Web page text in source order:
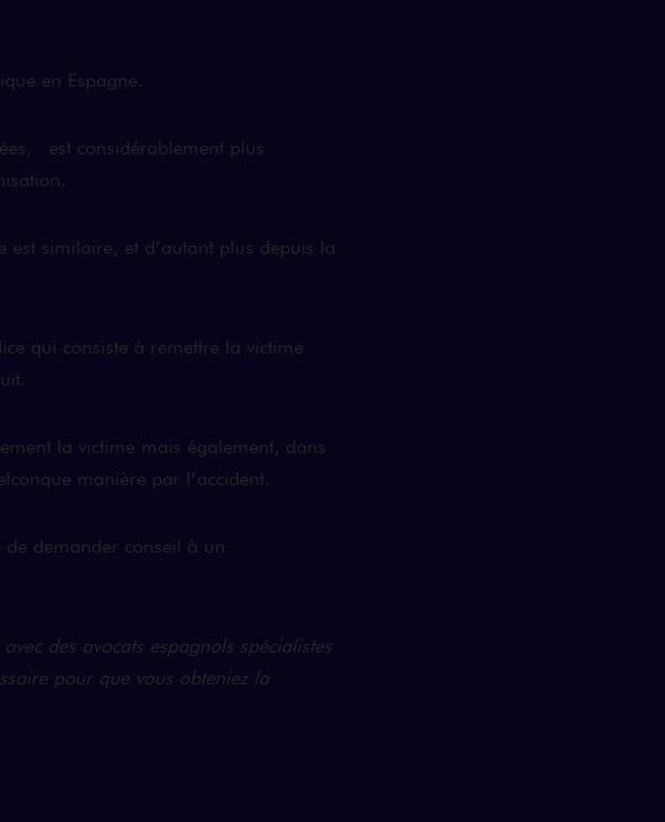
en Espagne.
est considérablement plus
est similaire, et d’autant plus depuis la
qui consiste à remettre la victime
la victime mais également, dans
manière par l’accident.
de demander conseil à un
des avocats espagnols spécialistes
pour que vous obteniez la